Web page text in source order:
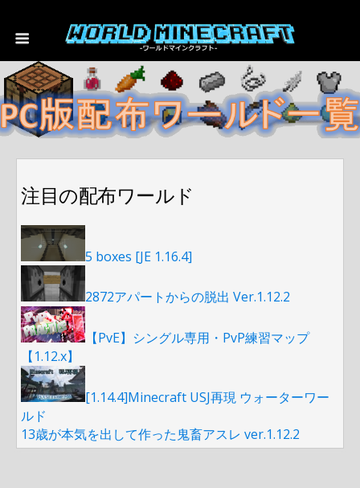
注目の配布ワールド
5 boxes [JE 1.16.4]
2872アパートからの脱出 Ver.1.12.2
【PvE】シングル専用・PvP練習マップ
【1.12.x】
[1.14.4]Minecraft USJ再現 ウォーターワー
ルド
13歳が本気を出して作った鬼畜アスレ ver.1.12.2